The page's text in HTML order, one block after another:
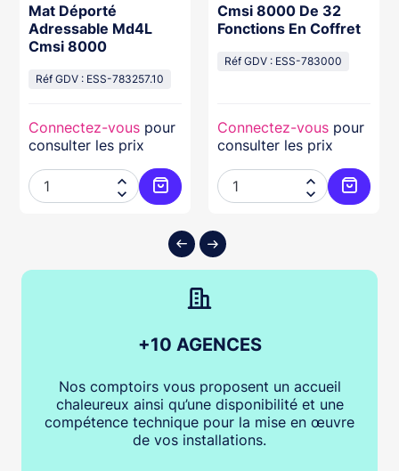
au panier
Mat Déporté
Adressable Md4L
Cmsi 8000
Réf GDV : ESS-783257.10
Connectez-vous pour
consulter les prix


Ajouter au panier
Cmsi 8000 De 32
Fonctions En Coffret
Réf GDV : ESS-783000
Connectez-vous pour
consulter les prix


+10 AGENCES
Nos comptoirs vous proposent un accueil
chaleureux ainsi qu’une disponibilité et une
compétence technique pour la mise en œuvre
de vos installations.